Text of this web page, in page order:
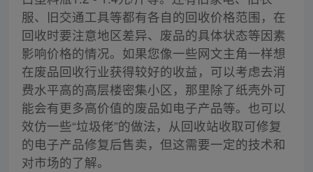
服、旧交通工具等都有各自的回收价格范围，在
回收时要注意地区差异、废品的具体状态等因素
影响价格的情况。如果您像一些网文主角一样想
在废品回收行业获得较好的收益，可以考虑去消
费水平高的高层楼密集小区，那里除了纸壳外可
能会有更多高价值的废品如电子产品等。也可以
效仿一些“垃圾佬”的做法，从回收站收取可修复
的电子产品修复后售卖，但这需要一定的技术和
对市场的了解。